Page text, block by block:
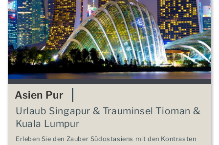
Asien Pur
Urlaub Singapur & Trauminsel Tioman &
Kuala Lumpur
Erleben Sie den Zauber Südostasiens mit den Kontrasten